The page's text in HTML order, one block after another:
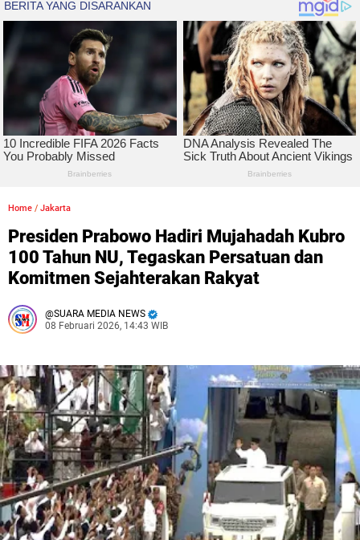
Home / Jakarta
Presiden Prabowo Hadiri Mujahadah Kubro
100 Tahun NU, Tegaskan Persatuan dan
Komitmen Sejahterakan Rakyat
SUARA MEDIA NEWS
08 Februari 2026, 14:43 WIB